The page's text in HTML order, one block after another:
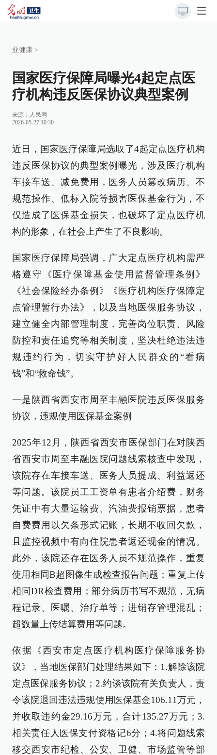
亚健康 >
国家医疗保障局曝光4起定点医
疗机构违反医保协议典型案例
来源： 人民网
2026-05-27 10:30
近日，国家医疗保障局选取了4起定点医疗机构
违反医保协议的典型案例曝光，涉及医疗机构
车接车送、减免费用，医务人员篡改病历、不
规范操作、低标入院等损害医保基金行为，不
仅造成了医保基金损失，也破坏了定点医疗机
构的形象，在社会上产生了不良影响。
国家医疗保障局强调，广大定点医疗机构需严
格遵守《医疗保障基金使用监督管理条例》
《社会保险经办条例》《医疗机构医疗保障定
点管理暂行办法》，以及当地医保服务协议，
建立健全内部管理制度，完善岗位职责、风险
防控和责任追究等相关制度，坚决杜绝违法违
规违约行为，切实守护好人民群众的“看病
钱”和“救命钱”。
一是陕西省西安市周至丰融医院违反医保服务
协议，违规使用医保基金案例
2025年12月，陕西省西安市医保部门在对陕西
省西安市周至丰融医院问题线索核查中发现，
该院存在车接车送、医务人员提成、利益返还
等问题。该院员工工资单有患者介绍费，财务
凭证中有大量运输费、汽油费报销票据，患者
自费费用以欠条形式记账，长期不收回欠款，
且监控视频中有向住院患者返还现金的情况。
此外，该院还存在医务人员不规范操作，重复
使用相同B超图像生成检查报告问题；重复上传
相同DR检查费用；部分病历书写不规范，无病
程记录、医嘱、治疗单等；进销存管理混乱；
超数量上传结算费用等问题。
依据《西安市定点医疗机构医疗保障服务协
议》，当地医保部门处理结果如下：1.解除该院
定点医保服务协议；2.约谈该院有关负责人，责
令该院退回违法违规使用医保基金106.11万元，
并收取违约金29.16万元，合计135.27万元；3.
相关责任人医保支付资格记6分；4.将问题线索
移交西安市纪检、公安、卫健、市场监管等部